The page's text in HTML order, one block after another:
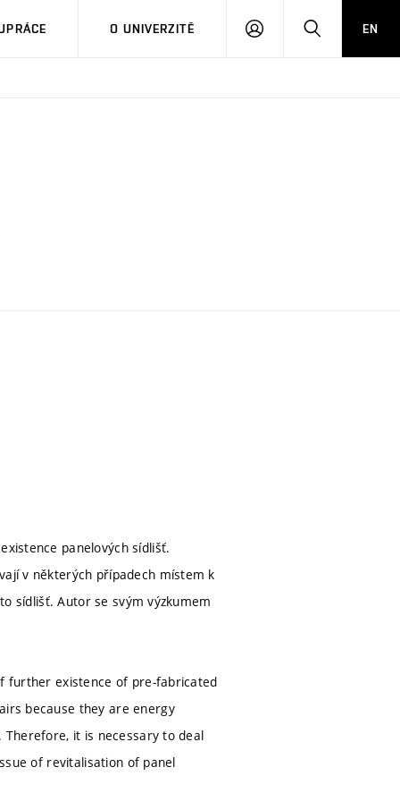
O UNIVERZITĚ
PŘIHLÁSIT HLEDATEN
panelových sídlišť.
v některých případech místem k
sídlišť. Autor se svým výzkumem
further existence of pre-fabricated
because they are energy
Therefore, it is necessary to deal
of revitalisation of panel